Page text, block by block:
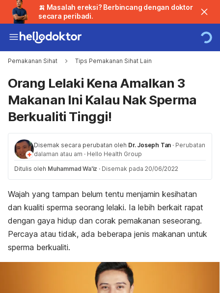
🍌 Masalah ereksi? Berbincang dengan doktor
secara peribadi.
Pemakanan Sihat Tips Pemakanan Sihat Lain
Orang Lelaki Kena Amalkan 3
Makanan Ini Kalau Nak Sperma
Berkualiti Tinggi!
Disemak secara perubatan oleh Dr. Joseph Tan · Perubatan
dalaman atau am · Hello Health Group
Ditulis oleh Muhammad Wa'iz · Disemak pada 20/06/2022
Wajah yang tampan belum tentu menjamin kesihatan
dan kualiti sperma seorang lelaki. Ia lebih berkait rapat
dengan gaya hidup dan corak pemakanan seseorang.
Percaya atau tidak, ada beberapa jenis makanan untuk
sperma berkualiti.